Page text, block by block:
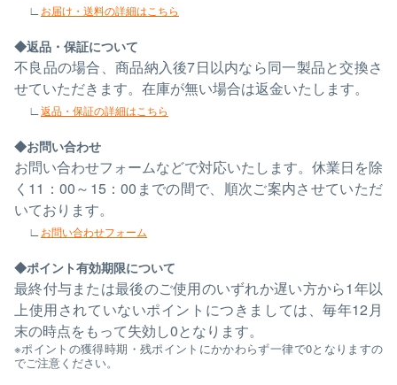
お届け・送料の詳細はこちら
返品・保証について
不良品の場合、商品納入後7日以内なら同一製品と交換さ
せていただきます。在庫が無い場合は返金いたします。
返品・保証の詳細はこちら
お問い合わせ
お問い合わせフォームなどで対応いたします。休業日を除
く11：00～15：00までの間で、順次ご案内させていただ
いております。
お問い合わせフォーム
ポイント有効期限について
最終付与または最後のご使用のいずれか遅い方から1年以
上使用されていないポイントにつきましては、毎年12月
末の時点をもって失効し0となります。
※ポイントの獲得時期・残ポイントにかかわらず一律で0となりますの
でご注意ください。